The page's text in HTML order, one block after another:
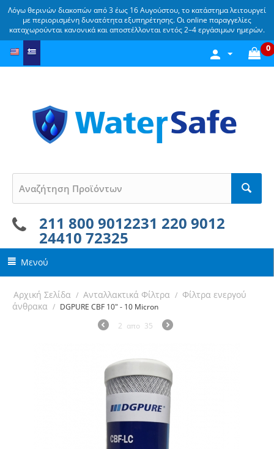
Λόγω θερινών διακοπών από 3 έως 16 Αυγούστου, το κατάστημα λειτουργεί
με περιορισμένη δυνατότητα εξυπηρέτησης. Οι online παραγγελίες
καταχωρούνται κανονικά και αποστέλλονται εντός 2–4 εργάσιμων ημερών.
0
211 800 9012231 220 9012
24410 72325
Μενού
Αρχική Σελίδα / Ανταλλακτικά Φίλτρα / Φίλτρα ενεργού
άνθρακα / DGPURE CBF 10" - 10 Micron
2 απο 35